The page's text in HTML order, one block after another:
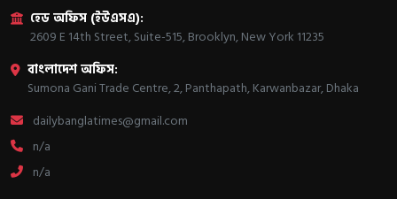
হেড অফিস (ইউএসএ):
2609 E 14th Street, Suite-515, Brooklyn, New York 11235
বাংলাদেশ অফিস:
Sumona Gani Trade Centre, 2, Panthapath, Karwanbazar, Dhaka
dailybanglatimes@gmail.com
n/a
n/a